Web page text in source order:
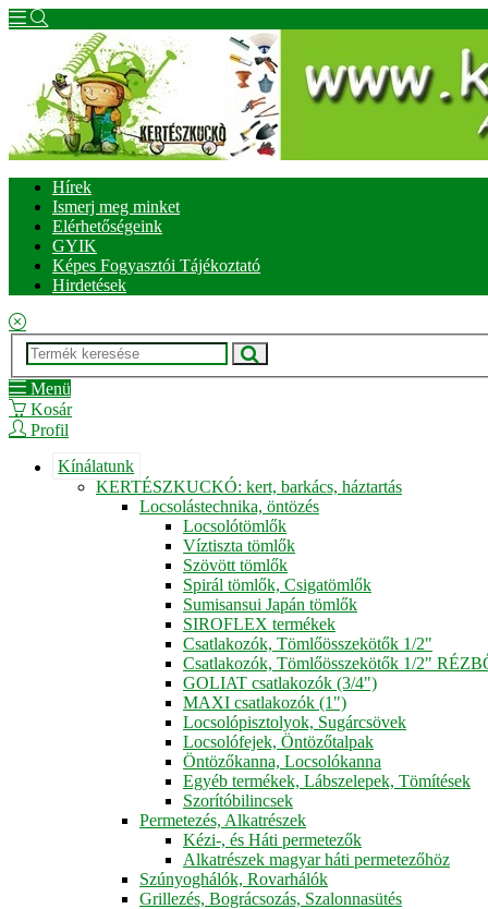
Hírek
Ismerj meg minket
Elérhetőségeink
GYIK
Képes Fogyasztói Tájékoztató
Hirdetések
Menü
Kosár
Profil
Kínálatunk
KERTÉSZKUCKÓ: kert, barkács, háztartás
Locsolástechnika, öntözés
Locsolótömlők
Víztiszta tömlők
Szövött tömlők
Spirál tömlők, Csigatömlők
Sumisansui Japán tömlők
SIROFLEX termékek
Csatlakozók, Tömlőösszekötők 1/2"
Csatlakozók, Tömlőösszekötők 1/2"
GOLIAT csatlakozók (3/4")
MAXI csatlakozók (1")
Locsolópisztolyok, Sugárcsövek
Locsolófejek, Öntözőtalpak
Öntözőkanna, Locsolókanna
Egyéb termékek, Lábszelepek, Tömítések
Szorítóbilincsek
Permetezés, Alkatrészek
Kézi-, és Háti permetezők
Alkatrészek magyar háti permetezőhöz
Szúnyoghálók, Rovarhálók
Grillezés, Bográcsozás, Szalonnasütés